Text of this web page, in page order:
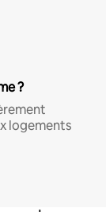
?
logements